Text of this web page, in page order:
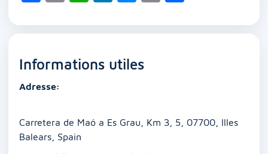
c
b
o
k
ai at
A
k
dI
ss
n
p ta
Informations utiles
Adresse:
Carretera de Maó a Es Grau, Km 3, 5, 07700, Illes
Balears, Spain